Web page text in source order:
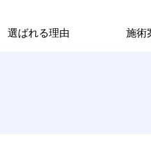
選ばれる理由 施術